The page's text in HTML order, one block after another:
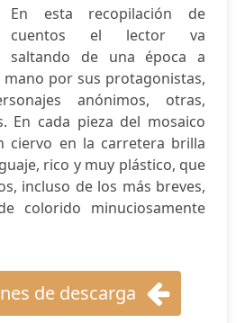
En esta recopilación de
cuentos el lector va
saltando de una época a
por sus protagonistas,
anónimos, otras,
En cada pieza del mosaico
ciervo en la carretera brilla
rico y muy plástico, que
incluso de los más breves,
colorido minuciosamente
de descarga